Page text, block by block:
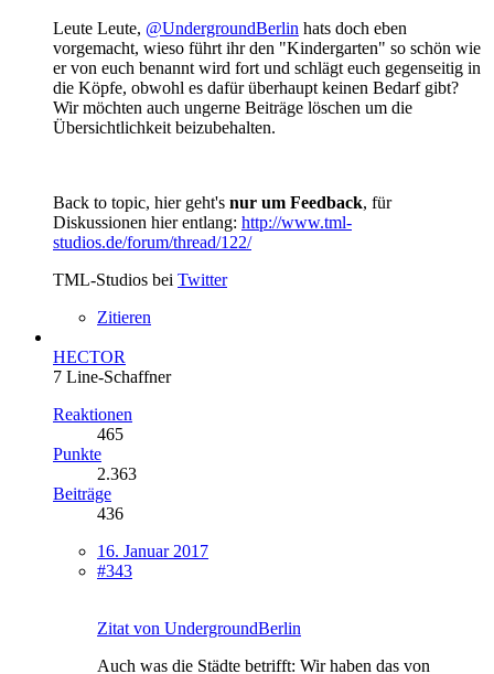
Leute Leute, @UndergroundBerlin hats doch eben
vorgemacht, wieso führt ihr den "Kindergarten" so schön wie
er von euch benannt wird fort und schlägt euch gegenseitig in
die Köpfe, obwohl es dafür überhaupt keinen Bedarf gibt?
Wir möchten auch ungerne Beiträge löschen um die
Übersichtlichkeit beizubehalten.
Back to topic, hier geht's nur um Feedback, für
Diskussionen hier entlang: http://www.tml-
studios.de/forum/thread/122/
TML-Studios bei Twitter
Zitieren
HECTOR
7 Line-Schaffner
Reaktionen
465
Punkte
2.363
Beiträge
436
16. Januar 2017
#343
Zitat von UndergroundBerlin
Auch was die Städte betrifft: Wir haben das von